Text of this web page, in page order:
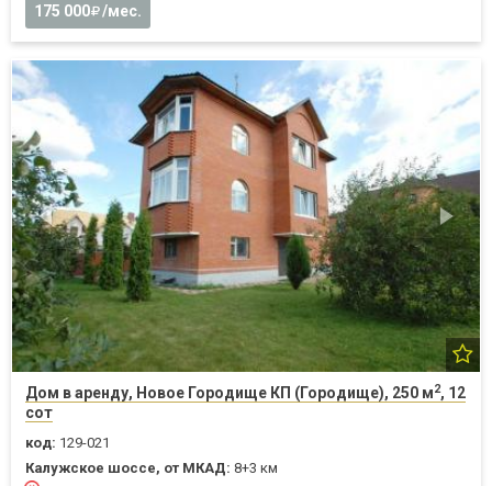
175 000 /мес.
Дом в аренду, Новое Городище КП (Городище), 250 м2, 12
сот
код: 129-021
Калужское шоссе, от МКАД: 8+3 км